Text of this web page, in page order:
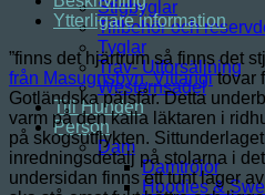
Stigbyglar
Tillbehör och
Tyglar
Trav- Utförsäljning
Westernsadel
Till Hunden
Person
Dam
Damtröjor
Hoodies &
Ytterligare information
”finns det hjärtrum så finns det
från Masugnsbyn, Vittangitovar
Gotländska pälsfår. Detta
varm på den kalla läktaren i
på skogsutflykten.
inredningsdetalj på stolarna i
undersidan finns ett tunt lager